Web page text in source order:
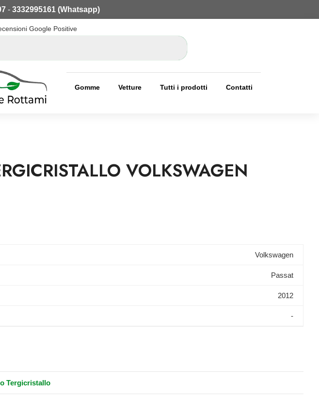
- 3332995161 (Whatsapp)
Google Positive
Gomme Vetture Tutti i prodotti Contatti
VOLKSWAGEN
Volkswagen
Passat
2012
-
Tergicristallo